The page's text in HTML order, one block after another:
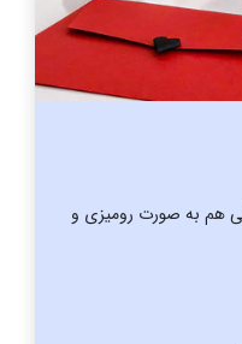
یلدایی هم به صورت رومیزی و